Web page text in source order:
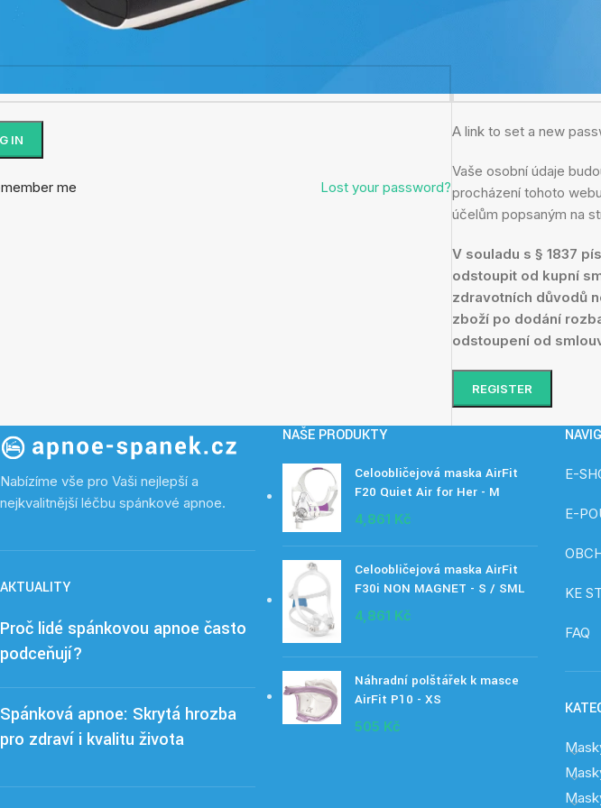
IN
Lost your password?
me
A link to set a new
Vaše osobní údaje
procházení tohoto
účelům popsaným na
V souladu s § 1837
odstoupit od kupní
zdravotních důvodů
zboží po dodání
odstoupení od
REGISTER
Nabízíme vše pro Vaši nejlepší a
nejkvalitnější léčbu spánkové apnoe.
AKTUALITY
Proč lidé spánkovou apnoe často
podceňují?
Spánková apnoe: Skrytá hrozba
pro zdraví i kvalitu života
NAŠE PRODUKTY
Celoobličejová maska AirFit
F20 Quiet Air for Her - M
4,861 Kč
Celoobličejová maska AirFit
F30i NON MAGNET - S / SML
4,861 Kč
Náhradní polštářek k masce
AirFit P10 - XS
505 Kč
E-
E-
KE
FAQ